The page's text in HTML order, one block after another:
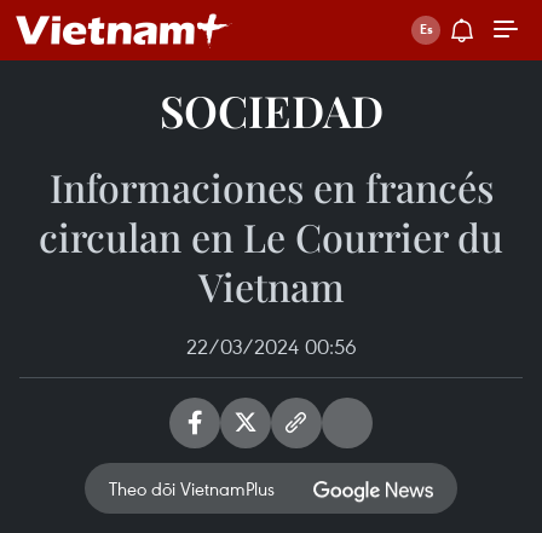
SOCIEDAD
Informaciones en francés
circulan en Le Courrier du
Vietnam
22/03/2024 00:56
Theo dõi VietnamPlus